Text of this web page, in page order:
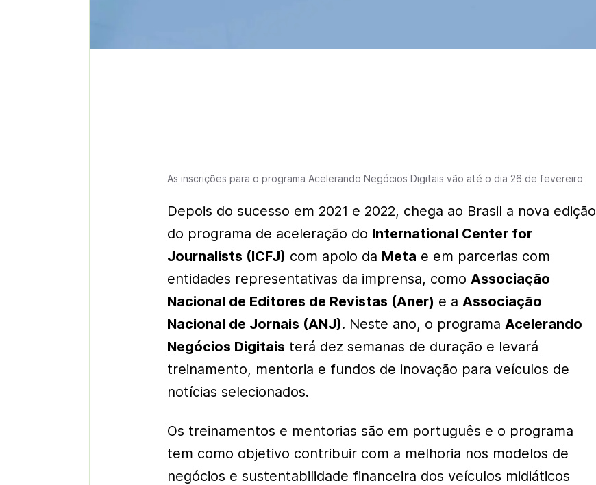
As inscrições para o programa Acelerando Negócios Digitais vão até o dia 26 de fevereiro
Depois do sucesso em 2021 e 2022, chega ao Brasil a nova edição
do programa de aceleração do International Center for
Journalists (ICFJ) com apoio da Meta e em parcerias com
entidades representativas da imprensa, comoAssociação
Nacional de Editores de Revistas (Aner) e aAssociação
Nacional de Jornais (ANJ). Neste ano, o programaAcelerando
Negócios Digitais terá dez semanas de duração e levará
treinamento, mentoria e fundos de inovação para veículos de
notícias selecionados.
Os treinamentos e mentorias são em português e o programa
tem como objetivo contribuir com a melhoria nos modelos de
negócios e sustentabilidade financeira dos veículos midiáticos